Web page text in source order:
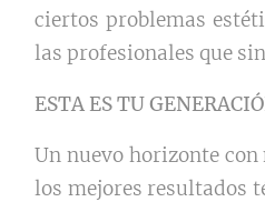
ciertos problemas
las profesionales que
ESTA ES TU
Un nuevo horizonte
los mejores resultados